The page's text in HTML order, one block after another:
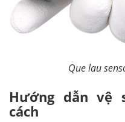
Que lau
Hướng dẫn vệ
cách